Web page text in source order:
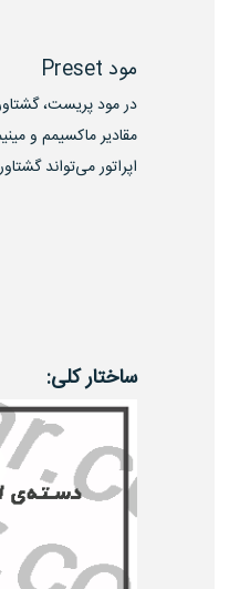
مود Preset
در مود پریست،
مقادیر ماکسیمم و
اپراتور می‌تواند
ساختار کلی: